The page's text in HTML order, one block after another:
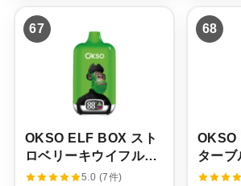
0
0
た
。
5
0
。
67
OKSO ELF BOX スト
ロベリーキウイフルー
ツ味【ニコパフ】5%
5.0 (7件)
68
OKSO
ターブ
フ】5%